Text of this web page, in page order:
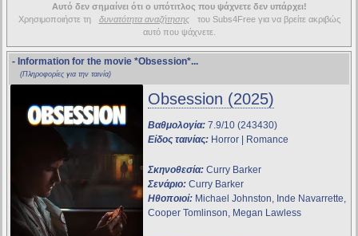
Αυτό δεν σημαίνει ότι ο υπότιτλος που ψάχνετε δεν υπάρχει!
Χρησιμοποιήστε τη
δυνατότητα αναζήτησης
του Subs4Free για να βρείτε ακριβώς
αυτό που ψάχνετε.
- Information for the movie *Obsession*...
(Πληροφορίες για την ταινία)
Obsession (2025)
Βαθμολογία: 7.9/10 (243430)
Είδος ταινίας: Horror | Romance
Σκηνοθεσία: Curry Barker
Σενάριο: Curry Barker
Ηθοποιοί: Michael Johnston, Inde Navarrette,
Cooper Tomlinson, Megan Lawless